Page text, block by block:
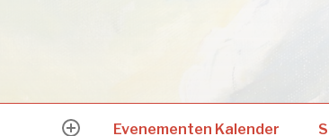
Evenementen Kalender